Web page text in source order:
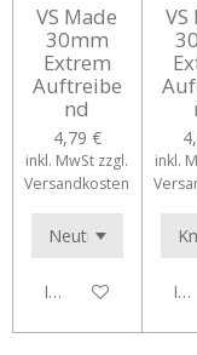
VS Made
30mm
Extrem
Auftreibe
nd
4,79 €
inkl. MwSt zzgl.
Versandkosten
In den Warenkorb
VS
inkl.
In